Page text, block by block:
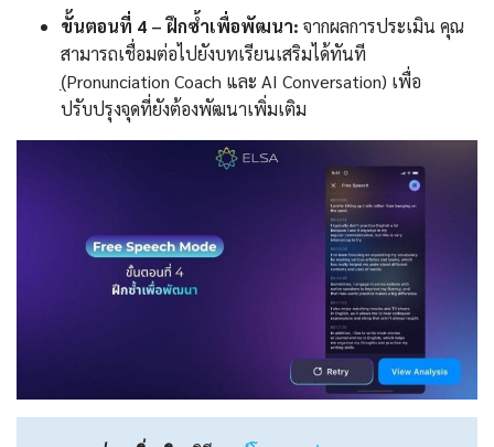
ขั้นตอนที่ 4 – ฝึกซ้ำเพื่อพัฒนา: จากผลการประเมิน คุณ
สามารถเชื่อมต่อไปยังบทเรียนเสริมได้ทันที
(̣Pronunciation Coach และ AI Conversation) เพื่อ
ปรับปรุงจุดที่ยังต้องพัฒนาเพิ่มเติม